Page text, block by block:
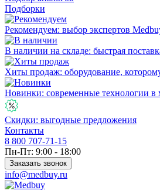
Подборки
Рекомендуем: выбор экспертов
В наличии на складе: быстрая
Хиты продаж: оборудование,
Новинки: современные технологии в
Скидки: выгодные предложения
Контакты
8 800 707-71-15
Пн-Пт: 9:00 - 18:00
Заказать звонок
info@medbuy.ru